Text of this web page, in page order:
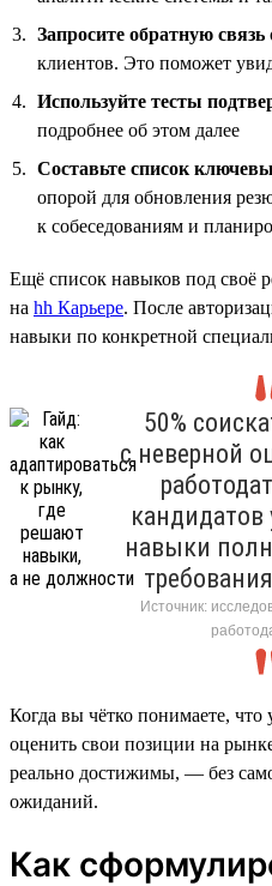
Запросите обратную связь
клиентов. Это поможет
Используйте тесты
подробнее об этом далее
Составьте список
опорой для обновления
к собеседованиям и
Ещё список навыков под своё
на hh Карьере. После
навыки по конкретной
50%
с неверной
кандидатов
навыки
Источник:
Когда вы чётко понимаете, что
оценить свои позиции на
реально достижимы, — без
ожиданий.
Как